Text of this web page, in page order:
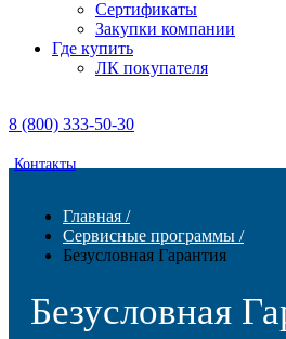
Сертификаты
Закупки компании
Где купить
ЛК покупателя
8 (800) 333-50-30
Контакты
Главная /
Сервисные программы /
Безусловная Гарантия
Безусловная